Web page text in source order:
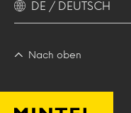
DE / DEUTSCH
Nach oben